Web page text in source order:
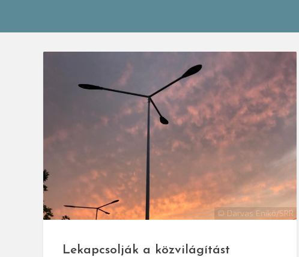
© Darvas Enikő/SRR
Lekapcsolják a közvilágítást